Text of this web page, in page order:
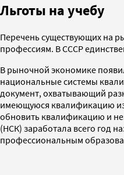
Льготы на учебу
Перечень существующих на
профессиям. В СССР
В рыночной экономике
национальные системы
документ, охватывающий
имеющуюся квалификацию из
обновить квалификацию и
(НСК) заработала всего год
профессиональным